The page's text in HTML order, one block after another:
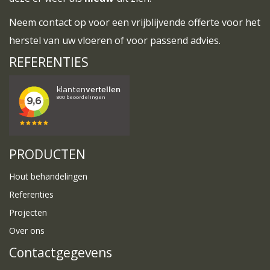
Neem contactop voor een vrijblijvende offerte voor het
herstel van uw vloeren of voor passend advies.
REFERENTIES
PRODUCTEN
Hout behandelingen
Referenties
Projecten
Over ons
Contactgegevens